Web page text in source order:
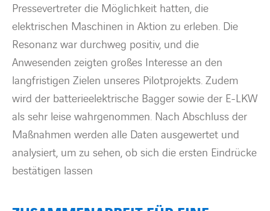
Pressevertreter die Möglichkeit hatten, die
elektrischen Maschinen in Aktion zu erleben. Die
Resonanz war durchweg positiv, und die
Anwesenden zeigten großes Interesse an den
langfristigen Zielen unseres Pilotprojekts. Zudem
wird der batterieelektrische Bagger sowie der E-LKW
als sehr leise wahrgenommen. Nach Abschluss der
Maßnahmen werden alle Daten ausgewertet und
analysiert, um zu sehen, ob sich die ersten Eindrücke
bestätigen lassen